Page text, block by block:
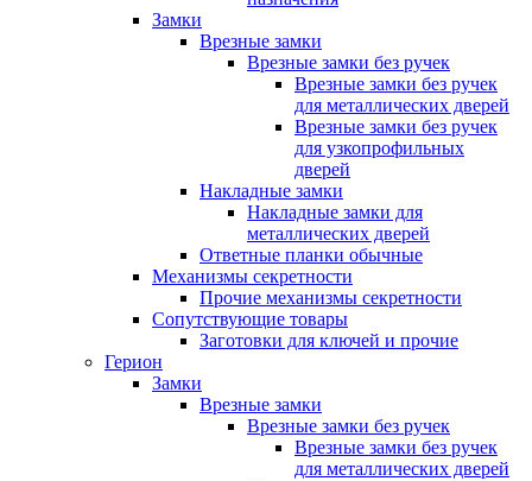
Замки
Врезные замки
Врезные замки без ручек
Врезные замки без ручек
для металлических дверей
Врезные замки без ручек
для узкопрофильных
дверей
Накладные замки
Накладные замки для
металлических дверей
Ответные планки обычные
Механизмы секретности
Прочие механизмы секретности
Сопутствующие товары
Заготовки для ключей и прочие
Герион
Замки
Врезные замки
Врезные замки без ручек
Врезные замки без ручек
для металлических дверей